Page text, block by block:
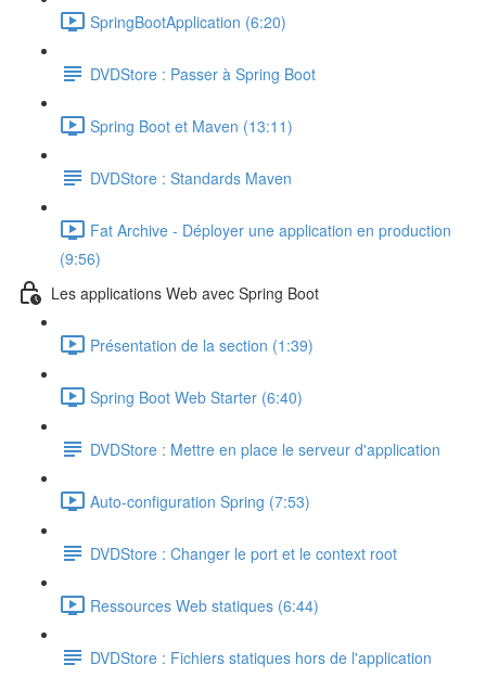
SpringBootApplication (6:20)
DVDStore : Passer à Spring Boot
Spring Boot et Maven (13:11)
DVDStore : Standards Maven
Fat Archive - Déployer une application en production
(9:56)
Les applications Web avec Spring Boot
Présentation de la section (1:39)
Spring Boot Web Starter (6:40)
DVDStore : Mettre en place le serveur d'application
Auto-configuration Spring (7:53)
DVDStore : Changer le port et le context root
Ressources Web statiques (6:44)
DVDStore : Fichiers statiques hors de l'application